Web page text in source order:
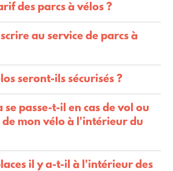
des parcs à vélos ?
au service de parcs à
seront-ils sécurisés ?
se passe-t-il en cas de vol ou
mon vélo à l'intérieur du
il y a-t-il à l'intérieur des